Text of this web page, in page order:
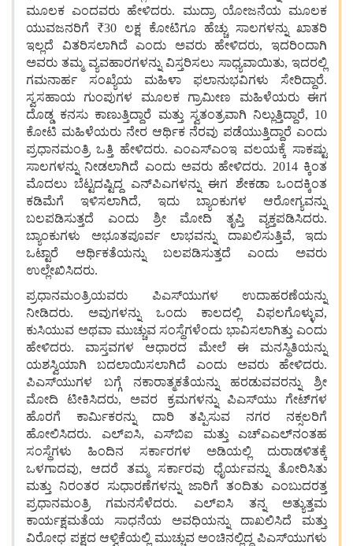
ಮೂಲಕ ಎಂದವರು ಹೇಳಿದರು. ಮುದ್ರಾ ಯೋಜನೆಯ ಮೂಲಕ
ಯುವಜನರಿಗೆ ₹30 ಲಕ್ಷ
ಕೋಟಿಗೂ ಹೆಚ್ಚು ಸಾಲಗಳನ್ನು ಖಾತರಿ
ಇಲ್ಲದೆ
ವಿತರಿಸಲಾಗಿದೆ ಎಂದು ಅವರು
ಹೇಳಿದರು, ಇದರಿಂದಾಗಿ
ಅವರು ತಮ್ಮ ವ್ಯವಹಾರಗಳನ್ನು ವಿಸ್ತರಿಸಲು ಸಾಧ್ಯವಾಯಿತು, ಇದರಲ್ಲಿ
ಗಮನಾರ್ಹ
ಸಂಖ್ಯೆಯ ಮಹಿಳಾ ಫಲಾನುಭವಿಗಳು
ಸೇರಿದ್ದಾರೆ.
ಸ್ವಸಹಾಯ
ಗುಂಪುಗಳ ಮೂಲಕ ಗ್ರಾಮೀಣ ಮಹಿಳೆಯರು
ಈಗ
ದೊಡ್ಡ ಕನಸು ಕಾಣುತ್ತಿದ್ದಾರೆ ಮತ್ತು ಸ್ವತಂತ್ರವಾಗಿ ನಿಲ್ಲುತ್ತಿದ್ದಾರೆ, 10
ಕೋಟಿ ಮಹಿಳೆಯರು ನೇರ ಆರ್ಥಿಕ ನೆರವು ಪಡೆಯುತ್ತಿದ್ದಾರೆ ಎಂದು
ಪ್ರಧಾನಮಂತ್ರಿ ಒತ್ತಿ ಹೇಳಿದರು. ಎಂಎಸ್‌ಎಂಇ ವಲಯಕ್ಕೆ ಸಾಕಷ್ಟು
ಸಾಲಗಳನ್ನು ನೀಡಲಾಗಿದೆ ಎಂದು ಅವರು ಹೇಳಿದರು. 2014 ಕ್ಕಿಂತ
ಮೊದಲು ಬೆಟ್ಟದಷ್ಟಿದ್ದ ಎನ್‌ಪಿಎಗಳನ್ನು ಈಗ ಶೇಕಡಾ ಒಂದಕ್ಕಿಂತ
ಕಡಿಮೆಗೆ
ಇಳಿಸಲಾಗಿದೆ, ಇದು ಬ್ಯಾಂಕುಗಳ
ಆರೋಗ್ಯವನ್ನು
ಬಲಪಡಿಸುತ್ತದೆ
ಎಂದು ಶ್ರೀ ಮೋದಿ ತೃಪ್ತಿ
ವ್ಯಕ್ತಪಡಿಸಿದರು.
ಬ್ಯಾಂಕುಗಳು
ಅಭೂತಪೂರ್ವ ಲಾಭವನ್ನು
ದಾಖಲಿಸುತ್ತಿವೆ, ಇದು
ಒಟ್ಟಾರೆ
ಆರ್ಥಿಕತೆಯನ್ನು ಬಲಪಡಿಸುತ್ತದೆ ಎಂದು
ಅವರು
ಉಲ್ಲೇಖಿಸಿದರು.
ಪ್ರಧಾನಮಂತ್ರಿಯವರು
ಪಿಎಸ್‌ಯುಗಳ
ಉದಾಹರಣೆಯನ್ನು
ನೀಡಿದರು. ಅವುಗಳನ್ನು
ಒಂದು ಕಾಲದಲ್ಲಿ
ವಿಫಲಗೊಳ್ಳುವ,
ಕುಸಿಯುವ ಅಥವಾ ಮುಚ್ಚುವ ಸಂಸ್ಥೆಗಳೆಂದು ಭಾವಿಸಲಾಗಿತ್ತು ಎಂದು
ಹೇಳಿದರು. ವಾಸ್ತವಗಳ
ಆಧಾರದ ಮೇಲೆ ಈ
ಮನಸ್ಥಿತಿಯನ್ನು
ಯಶಸ್ವಿಯಾಗಿ
ಬದಲಾಯಿಸಲಾಗಿದೆ ಎಂದು ಅವರು
ಹೇಳಿದರು.
ಪಿಎಸ್‌ಯುಗಳ
ಬಗ್ಗೆ ನಕಾರಾತ್ಮಕತೆಯನ್ನು ಹರಡುವವರನ್ನು
ಶ್ರೀ
ಮೋದಿ
ಟೀಕಿಸಿದರು, ಅವರ ಕ್ರಮಗಳನ್ನು ಪಿಎಸ್‌ಯು
ಗೇಟ್‌ಗಳ
ಹೊರಗೆ
ಕಾರ್ಮಿಕರನ್ನು ದಾರಿ ತಪ್ಪಿಸುವ ನಗರ
ನಕ್ಸಲರಿಗೆ
ಹೋಲಿಸಿದರು. ಎಲ್‌ಐಸಿ, ಎಸ್‌ಬಿಐ
ಮತ್ತು
ಎಚ್‌ಎಎಲ್‌ನಂತಹ
ಸಂಸ್ಥೆಗಳು
ಹಿಂದಿನ ಸರ್ಕಾರಗಳ ಅಡಿಯಲ್ಲಿ
ದುರಾಡಳಿತಕ್ಕೆ
ಒಳಗಾದವು, ಆದರೆ
ತಮ್ಮ ಸರ್ಕಾರವು ಧೈರ್ಯವನ್ನು
ತೋರಿಸಿತು
ಮತ್ತು ನಿರಂತರ ಸುಧಾರಣೆಗಳನ್ನು ಜಾರಿಗೆ ತಂದಿತು ಎಂಬುದರತ್ತ
ಪ್ರಧಾನಮಂತ್ರಿ
ಗಮನಸೆಳೆದರು. ಎಲ್‌ಐಸಿ ತನ್ನ
ಅತ್ಯುತ್ತಮ
ಕಾರ್ಯಕ್ಷಮತೆಯ
ಸಾಧನೆಯ ಅವಧಿಯನ್ನು ದಾಖಲಿಸಿದೆ
ಮತ್ತು
ವಿರೋಧ ಪಕ್ಷದ ಆಳ್ವಿಕೆಯಲ್ಲಿ ಮುಚ್ಚುವ ಅಂಚಿನಲ್ಲಿದ್ದ ಪಿಎಸ್‌ಯುಗಳು